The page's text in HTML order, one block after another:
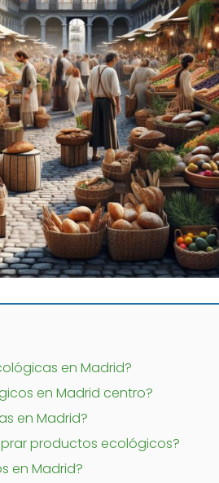
en Madrid?
en Madrid centro?
en Madrid?
productos ecológicos?
en Madrid?